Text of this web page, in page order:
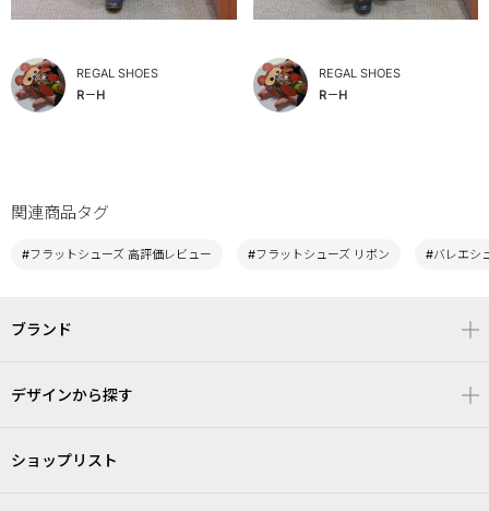
REGAL SHOES
R－H
REGAL SHOES
R－H
関連商品タグ
#フラットシューズ 高評価レビュー #フラットシューズ リボン #バレエシ
ブランド
デザインから探す
ショップリスト